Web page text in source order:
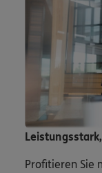
Profitieren Sie